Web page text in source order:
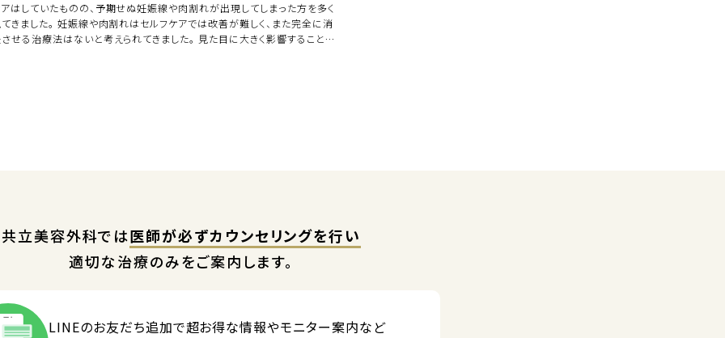
はしていたものの、予期せぬ妊娠線や肉割れが出現してしまった方を多く
きました。 妊娠線や肉割れはセルフケアでは改善が難しく、また完全に消
せる治療法はないと考えられてきました。 見た目に大きく影響すること
共立美容外科では医師が必ずカウンセリングを行い
適切な治療のみをご案内します。
LINEのお友だち追加で超お得な情報やモニター案内など